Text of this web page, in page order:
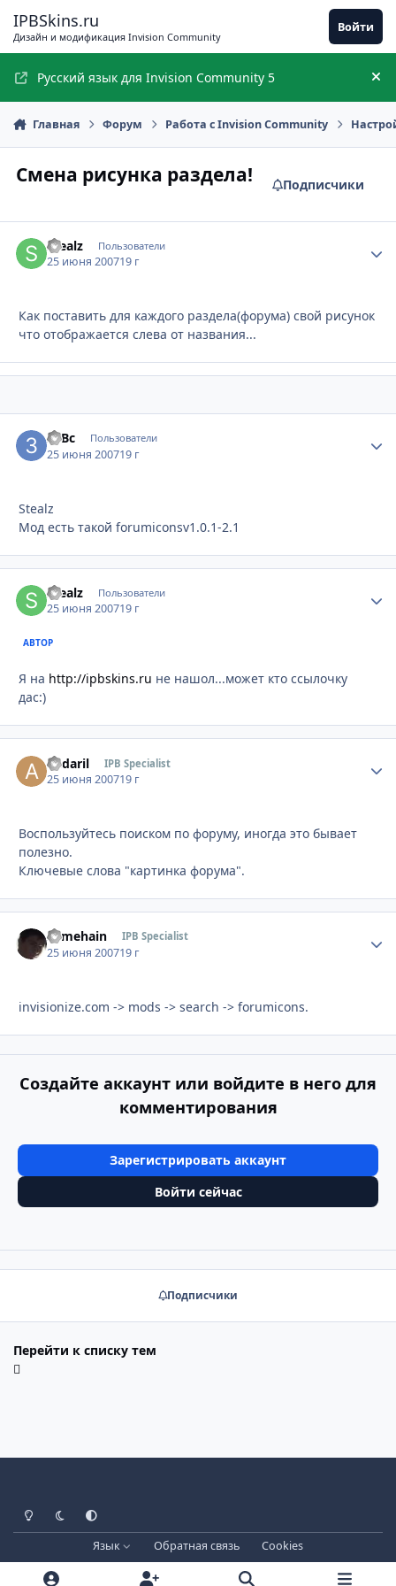
IPBSkins.ru
Дизайн и модификация Invision Community
Войти
Русский язык для Invision Community 5
Главная Форум Работа с Invision Community
Смена рисунка раздела! Подписчики
Stealz Пользователи
25 июня 200719 г
Как поставить для каждого раздела(форума) свой рисунок
что отображается слева от названия...
3еВс Пользователи
25 июня 200719 г
Stealz
Мод есть такой forumiconsv1.0.1-2.1
Stealz Пользователи
25 июня 200719 г
АВТОР
Я на http://ipbskins.ru не нашол...может кто ссылочку
дас:)
andaril IPB Specialist
25 июня 200719 г
Воспользуйтесь поиском по форуму, иногда это бывает
полезно.
Ключевые слова "картинка форума".
somehain IPB Specialist
25 июня 200719 г
invisionize.com -> mods -> search -> forumicons.
Создайте аккаунт или войдите в него для
комментирования
Зарегистрировать аккаунт
Войти сейчас
Подписчики
Перейти к списку тем
Светлый режим
Тёмный режим
Системные настройки
Язык Обратная связь
Cookies
Лицензия зарегистрирована на IPBSkins.ru